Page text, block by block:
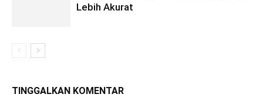
Lebih Akurat
TINGGALKAN KOMENTAR